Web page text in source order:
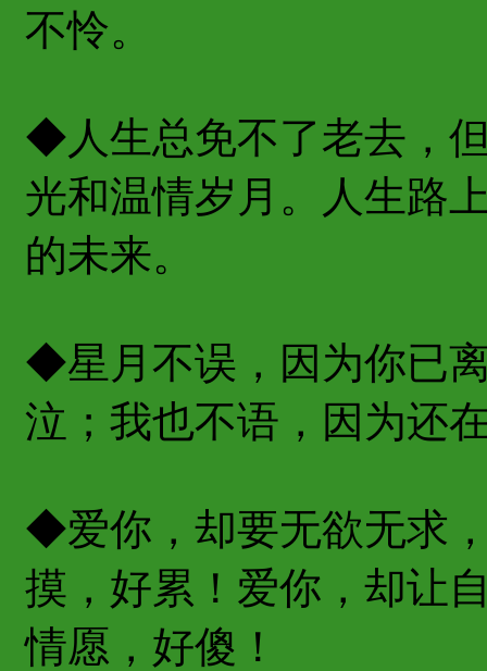
不怜。
◆人生总免不了老去，
光和温情岁月。人生路
的未来。
◆星月不误，因为你已
泣；我也不语，因为还
◆爱你，却要无欲无求
摸，好累！爱你，却让
情愿，好傻！